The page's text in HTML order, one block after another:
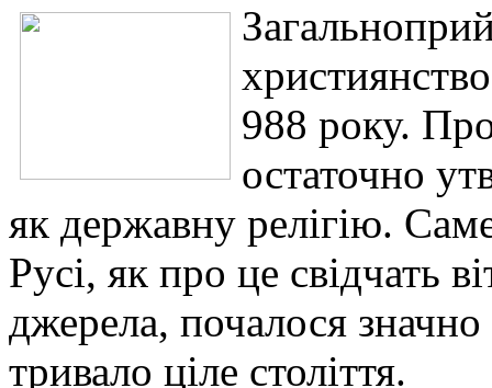
988 року.
остаточно
як державну релігію.
Русі, як про це свідчать
джерела, почалося
тривало ціле століття.